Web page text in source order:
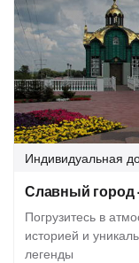
Индивидуальная
Славный город
Погрузитесь в
историей и
легенды